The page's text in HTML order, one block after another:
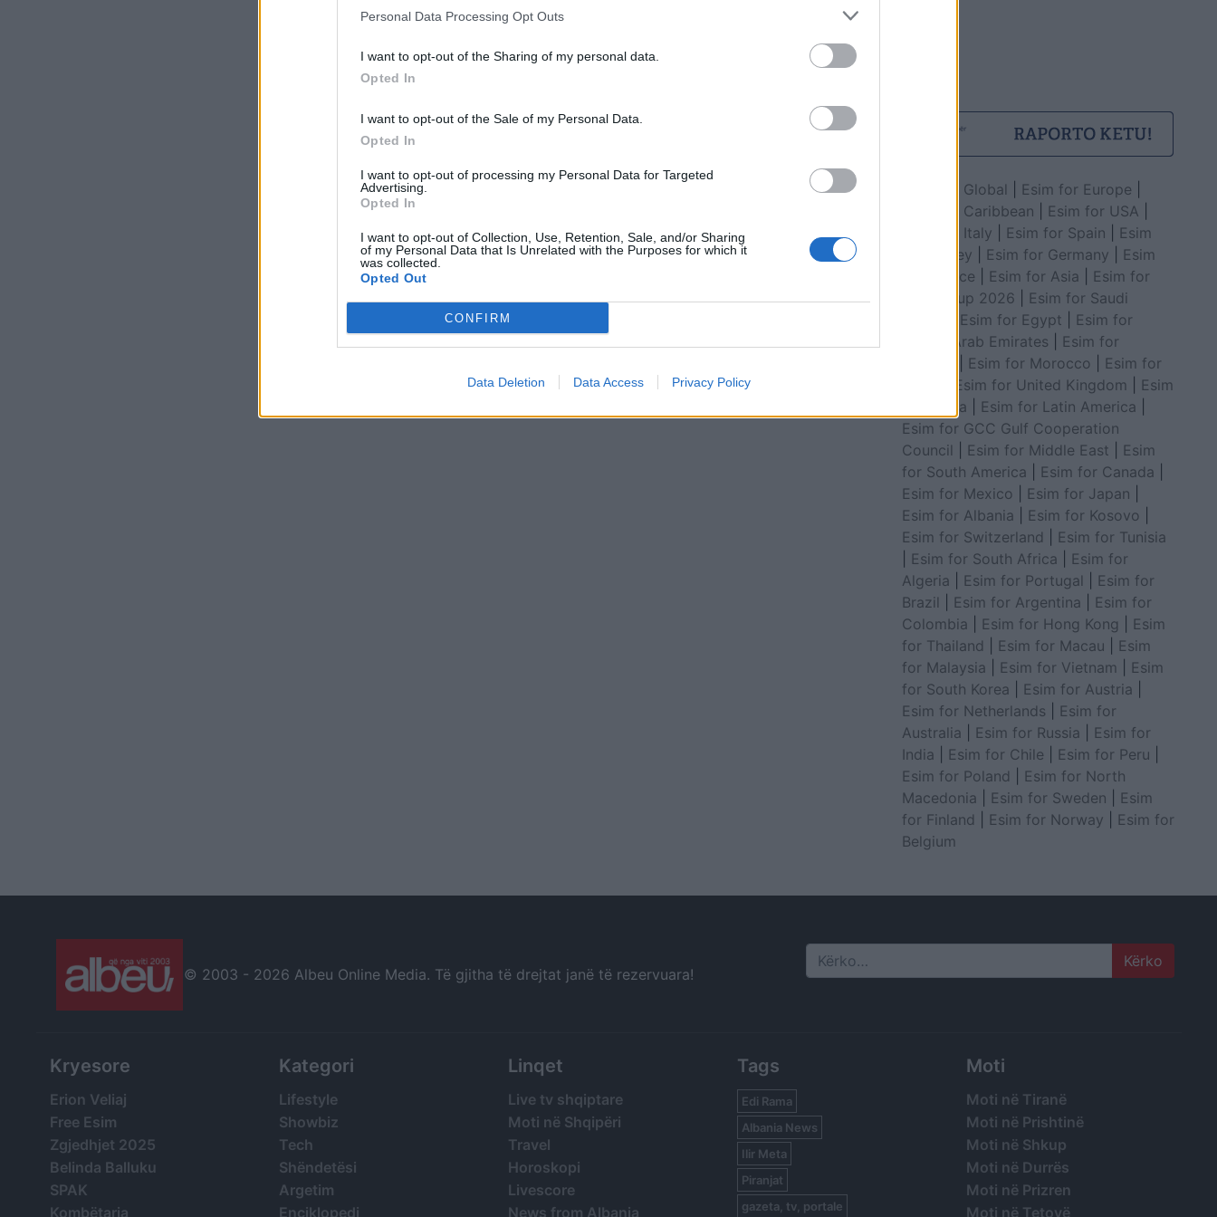
Personal Data Processing Opt Outs
I want to opt-out of the Sharing of my personal data.
Opted In
I want to opt-out of the Sale of my Personal Data.
Opted In
I want to opt-out of processing my Personal Data for Targeted
Advertising.
Opted In
I want to opt-out of Collection, Use, Retention, Sale, and/or Sharing
of my Personal Data that Is Unrelated with the Purposes for which it
was collected.
Opted Out
CONFIRM
Data Deletion Data Access Privacy Policy
Esim for Global Esim for Europe
Esim for Caribbean
Esim for USA
Esim for Italy
Esim for Spain
Esim
for Turkey
Esim for Germany
Esim
for Greece
Esim for Asia
Esim for
World Cup 2026
Esim for Saudi
Esim for Egypt
Esim for
United Arab Emirates
Esim for
Esim for Morocco
Esim for
Esim for United Kingdom
Esim
for Africa
Esim for Latin America
Esim for GCC Gulf Cooperation
Council
Esim for Middle East
Esim
for South America
Esim for Canada
Esim for Mexico
Esim for Japan
Esim for Albania
Esim for Kosovo
Esim for Switzerland
Esim for Tunisia
Esim for South Africa
Esim for
Algeria
Esim for Portugal
Esim for
Brazil
Esim for Argentina
Esim for
Colombia
Esim for Hong Kong
Esim
for Thailand
Esim for Macau
Esim
for Malaysia
Esim for Vietnam
Esim
for South Korea
Esim for Austria
Esim for Netherlands
Esim for
Australia
Esim for Russia
Esim for
India
Esim for Chile Esim for Peru
Esim for Poland
Esim for North
Macedonia
Esim for Sweden
Esim
for Finland
Esim for Norway
Esim for
Belgium
© 2003 - 2026 Albeu Online Media. Të gjitha të drejtat janë të rezervuara! Search
Kryesore
Erion Veliaj
Free Esim
Zgjedhjet 2025
Belinda Balluku
SPAK
Kombëtarja
Kategori
Lifestyle
Showbiz
Tech
Shëndetësi
Argetim
Enciklopedi
Linqet
Live tv shqiptare
Moti në Shqipëri
Travel
Horoskopi
Livescore
News from Albania
Tags
Edi Rama
Albania News
Ilir Meta
Piranjat
gazeta, tv, portale
Moti
Moti në Tiranë
Moti në Prishtinë
Moti në Shkup
Moti në Durrës
Moti në Prizren
Moti në Tetovë